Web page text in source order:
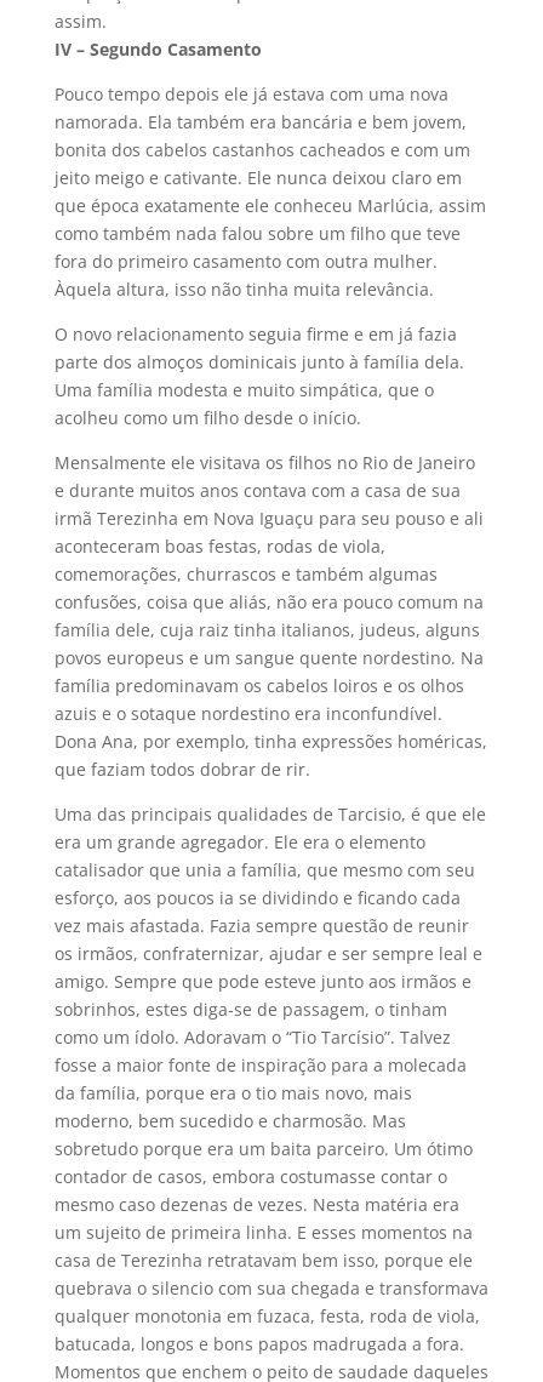
assim.
IV – Segundo Casamento
Pouco tempo depois ele já estava com uma nova
namorada. Ela também era bancária e bem jovem,
bonita dos cabelos castanhos cacheados e com um
jeito meigo e cativante. Ele nunca deixou claro em
que época exatamente ele conheceu Marlúcia, assim
como também nada falou sobre um filho que teve
fora do primeiro casamento com outra mulher.
Àquela altura, isso não tinha muita relevância.
O novo relacionamento seguia firme e em já fazia
parte dos almoços dominicais junto à família dela.
Uma família modesta e muito simpática, que o
acolheu como um filho desde o início.
Mensalmente ele visitava os filhos no Rio de Janeiro
e durante muitos anos contava com a casa de sua
irmã Terezinha em Nova Iguaçu para seu pouso e ali
aconteceram boas festas, rodas de viola,
comemorações, churrascos e também algumas
confusões, coisa que aliás, não era pouco comum na
família dele, cuja raiz tinha italianos, judeus, alguns
povos europeus e um sangue quente nordestino. Na
família predominavam os cabelos loiros e os olhos
azuis e o sotaque nordestino era inconfundível.
Dona Ana, por exemplo, tinha expressões homéricas,
que faziam todos dobrar de rir.
Uma das principais qualidades de Tarcisio, é que ele
era um grande agregador. Ele era o elemento
catalisador que unia a família, que mesmo com seu
esforço, aos poucos ia se dividindo e ficando cada
vez mais afastada. Fazia sempre questão de reunir
os irmãos, confraternizar, ajudar e ser sempre leal e
amigo. Sempre que pode esteve junto aos irmãos e
sobrinhos, estes diga-se de passagem, o tinham
como um ídolo. Adoravam o “Tio Tarcísio”. Talvez
fosse a maior fonte de inspiração para a molecada
da família, porque era o tio mais novo, mais
moderno, bem sucedido e charmosão. Mas
sobretudo porque era um baita parceiro. Um ótimo
contador de casos, embora costumasse contar o
mesmo caso dezenas de vezes. Nesta matéria era
um sujeito de primeira linha. E esses momentos na
casa de Terezinha retratavam bem isso, porque ele
quebrava o silencio com sua chegada e transformava
qualquer monotonia em fuzaca, festa, roda de viola,
batucada, longos e bons papos madrugada a fora.
Momentos que enchem o peito de saudade daqueles